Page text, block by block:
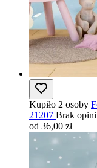
Kupiło 2 osoby
21207 Brak
od 36,00 zł